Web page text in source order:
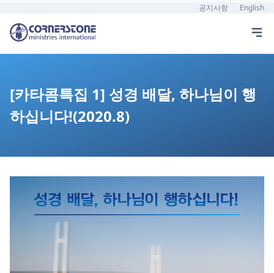
공지사항 English
[카타콤특집 1] 성경 배달, 하나님이 행
하십니다!(2020.8)